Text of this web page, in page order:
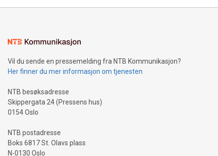
Schubert, Jan Eggum og Kari Bremnes, til nyskrevne låter av
Dialogues følger et døgn og forsøker å transcendere
sjangre. Klassiske perler glir sømløst over i evergreens fra
og John Cage. Nok en gang er dette et unik
Vil du sende en pressemelding fra NTB Kommunikasjon?
Her finner du mer informasjon om tjenesten
NTB besøksadresse
Skippergata 24 (Pressens hus)
0154 Oslo
NTB postadresse
Boks 6817 St. Olavs plass
N-0130 Oslo